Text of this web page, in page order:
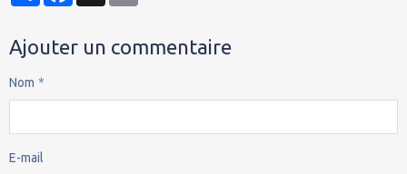
Ajouter un commentaire
Nom
E-mail